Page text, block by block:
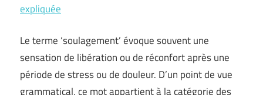
expliquée
Le terme ‘soulagement’ évoque souvent une
sensation de libération ou de réconfort après une
période de stress ou de douleur. D’un point de vue
grammatical, ce mot appartient à la catégorie des